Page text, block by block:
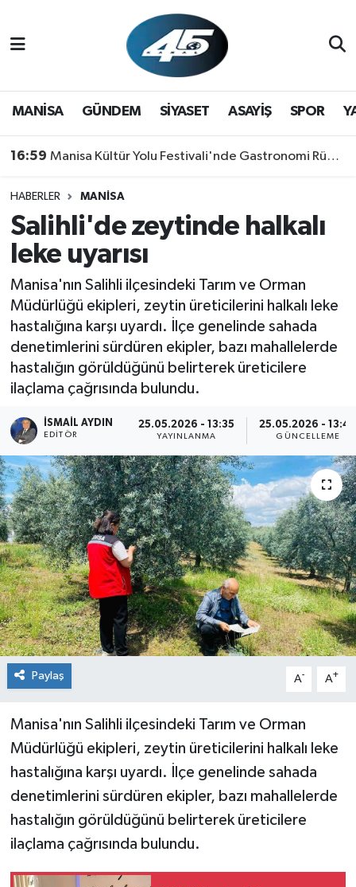
MANİSA GÜNDEM SİYASET ASAYİŞ SPOR
16:59 Manisa Kültür Yolu Festivali'nde Gastronomi Rüzgarı: Lezzetin Yıldızı "Manisa Kebabı" Oldu!
HABERLER MANİSA
Salihli'de zeytinde halkalı
leke uyarısı
Manisa'nın Salihli ilçesindeki Tarım ve Orman
Müdürlüğü ekipleri, zeytin üreticilerini halkalı leke
hastalığına karşı uyardı. İlçe genelinde sahada
denetimlerini sürdüren ekipler, bazı mahallelerde
hastalığın görüldüğünü belirterek üreticilere
ilaçlama çağrısında bulundu.
İSMAIL AYDIN
EDITÖR
25.05.2026 - 13:35
YAYINLANMA
25.05.2026 -
GÜNCELLEME
Paylaş A- A+
Manisa'nın Salihli ilçesindeki Tarım ve Orman
Müdürlüğü ekipleri, zeytin üreticilerini halkalı leke
hastalığına karşı uyardı. İlçe genelinde sahada
denetimlerini sürdüren ekipler, bazı mahallelerde
hastalığın görüldüğünü belirterek üreticilere
ilaçlama çağrısında bulundu.
GÜNDEM
SPOR
YAŞAM
RESMİ REKLAM
Hava Durumu
Trafik Durumu
Son Dakika Haberleri
Haber Arşivi